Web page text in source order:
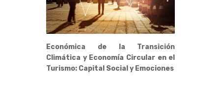
Económica de la Transición
Climática y Economía Circular en el
Turismo: Capital Social y Emociones